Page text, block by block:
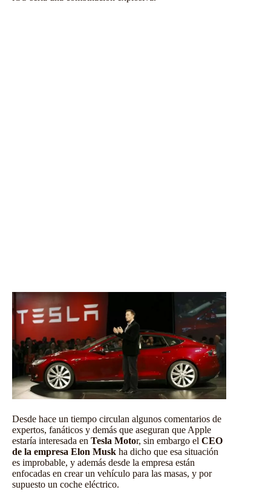
Desde hace un tiempo circulan algunos comentarios de
expertos, fanáticos y demás que aseguran que Apple
estaría interesada en Tesla Motor, sin embargo el CEO
de la empresa Elon Musk ha dicho que esa situación
es improbable, y además desde la empresa están
enfocadas en crear un vehículo para las masas, y por
supuesto un coche eléctrico.